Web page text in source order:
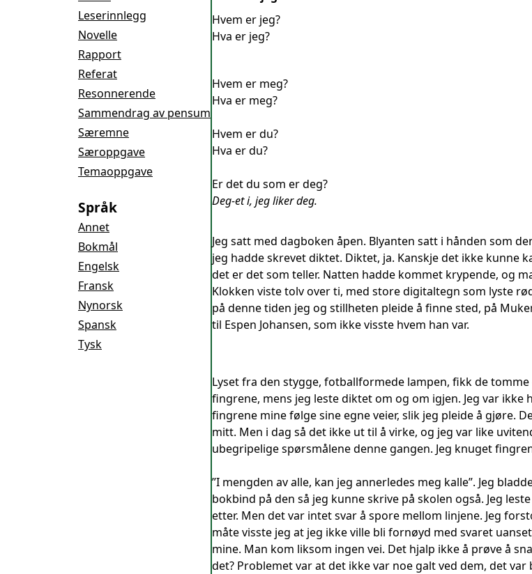
Leserinnlegg
Novelle
Rapport
Referat
Resonnerende
Sammendrag av pensum
Særemne
Særoppgave
Temaoppgave
Språk
Annet
Bokmål
Engelsk
Fransk
Nynorsk
Spansk
Tysk
Hvem er jeg?
Hva er jeg?
Hvem er meg?
Hva er meg?
Hvem er du?
Hva er du?
Er det du som er deg?
Deg-et i, jeg liker deg.
Jeg satt med dagboken åpen. Blyanten satt i hånden som
jeg hadde skrevet diktet. Diktet, ja. Kanskje det ikke
det er det som teller. Natten hadde kommet krypende, og
Klokken viste tolv over ti, med store digitaltegn som lyste
på denne tiden jeg og stillheten pleide å finne sted, på
til Espen Johansen, som ikke visste hvem han var.
Lyset fra den stygge, fotballformede lampen, fikk de
fingrene, mens jeg leste diktet om og om igjen. Jeg var
fingrene mine følge sine egne veier, slik jeg pleide å gjøre.
mitt. Men i dag så det ikke ut til å virke, og jeg var like
ubegripelige spørsmålene denne gangen. Jeg knuget
”I mengden av alle, kan jeg annerledes meg kalle”. Jeg
bokbind på den så jeg kunne skrive på skolen også. Jeg
etter. Men det var intet svar å spore mellom linjene. Jeg
måte visste jeg at jeg ikke ville bli fornøyd med svaret
mine. Man kom liksom ingen vei. Det hjalp ikke å prøve å
det? Problemet var at det ikke var noe galt ved dem, det